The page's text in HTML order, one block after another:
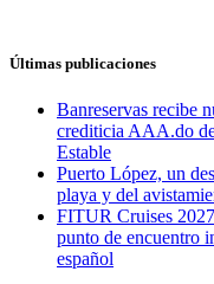
Últimas publicaciones
Banreservas recibe
crediticia AAA.do
Estable
Puerto López, un
playa y del
FITUR Cruises
punto de encuentro
español